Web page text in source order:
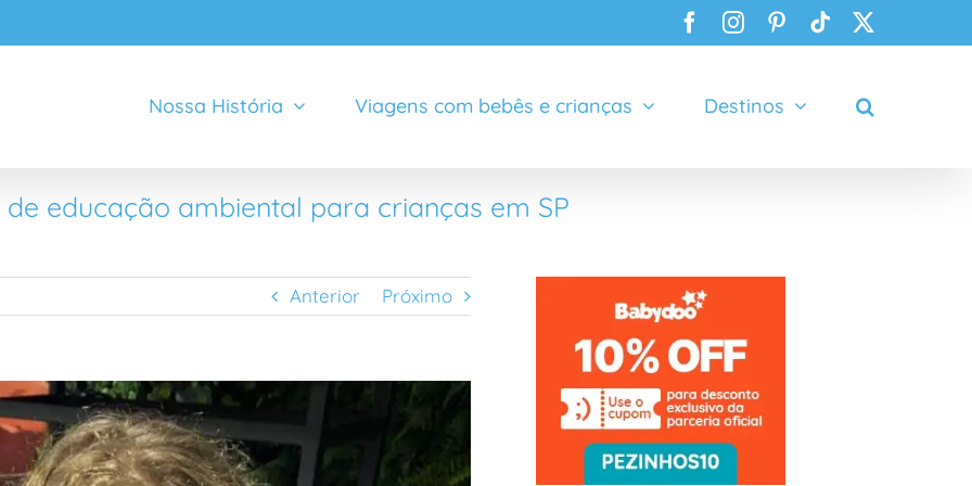
Facebook
InstagramPinterest
Tiktok
Nossa História Viagens com bebês e crianças Destinos
educação ambiental para crianças em SP
Anterior Próximo